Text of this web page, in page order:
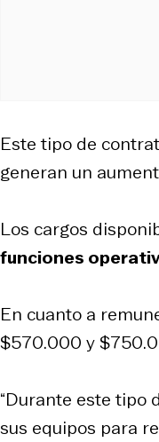
Este tipo de
generan un
Los cargos
funciones
En cuanto a
$570.000 y
“Durante este tipo
sus equipos para